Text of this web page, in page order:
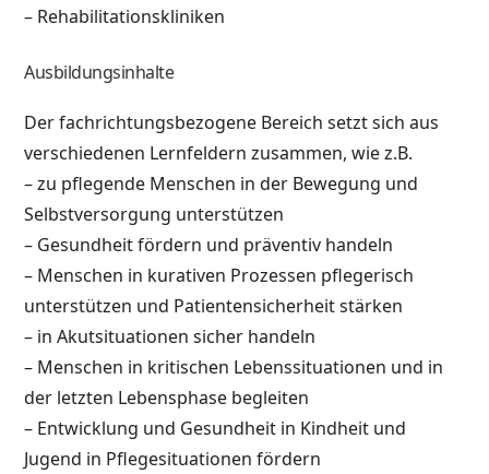
– Rehabilitationskliniken
Ausbildungsinhalte
Der fachrichtungsbezogene Bereich setzt sich aus
verschiedenen Lernfeldern zusammen, wie z.B.
– zu pflegende Menschen in der Bewegung und
Selbstversorgung unterstützen
– Gesundheit fördern und präventiv handeln
– Menschen in kurativen Prozessen pflegerisch
unterstützen und Patientensicherheit stärken
– in Akutsituationen sicher handeln
– Menschen in kritischen Lebenssituationen und in
der letzten Lebensphase begleiten
– Entwicklung und Gesundheit in Kindheit und
Jugend in Pflegesituationen fördern